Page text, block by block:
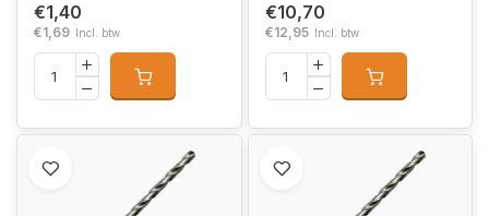
€1,40
€1,69 Incl. btw
€10,70
€12,95 Incl. btw